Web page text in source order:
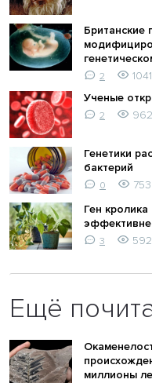
Британские
2
Ученые
2
Генетики
бактерий
0
Ген
3
Ещё
миллионы